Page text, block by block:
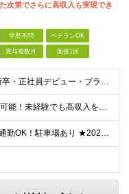
次第でさらに高収入も実現でき
学歴不問 ベテランOK
賞与複数月 面接1回
≪未経験OK！第二新卒・正社員デビュー・ブランクのある方も大歓迎≫ ■学歴不問 ■中型自動車運転免許をお持ちの方 ┗平成19年6月1日までに取得した普通自動車免許をお持ちの方も対象となります。 ◎ド
＜月給40万円以上も可能！未経験でも高収入をGET＞ ■完全週休2日制の場合 ・夜間勤務：月給38万円～ ・早朝勤務：月給33万円～ ・日中勤務：月給35万円～ ■隔週休2日制の場合 ・夜間勤務：月
★マイカー＆バイク通勤OK！駐車場あり ★2026年4月にOPENしたばかりの新拠点 横浜営業所／神奈川県横浜市神奈川区神奈川1-3-5 ※横浜中央卸売市場のすぐそばです。 ※（変更の範囲）上記を除